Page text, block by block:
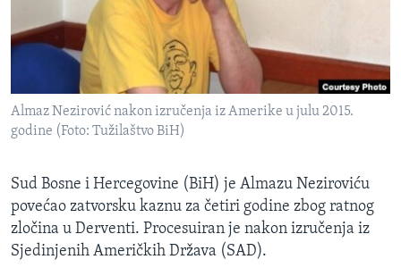
MAGAZIN
O GLASU AMERIKE
Learning English
Jezici
Almaz Nezirović nakon izručenja iz Amerike u julu 2015.
godine (Foto: Tužilaštvo BiH)
Sud Bosne i Hercegovine (BiH) je Almazu Neziroviću
povećao zatvorsku kaznu za četiri godine zbog ratnog
zločina u Derventi. Procesuiran je nakon izručenja iz
Sjedinjenih Američkih Država (SAD).